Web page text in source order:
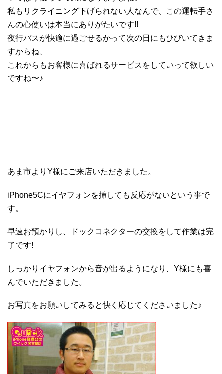
私もリクライニング下げられない人なんで、この運転手さ
んの心使いは本当にありがたいです!!
夜行バスが快適に過ごせるかって次の日にもひびいてきま
すからね、
これからもお客様に喜ばれるサービスをしていって欲しい
ですね〜♪
あま市よりY様にご来店いただきました。
iPhone5Cにイヤフォンを挿しても反応がないという事で
す。
早速お預かりし、ドックコネクターの交換をして作業は完
了です!
しっかりイヤフォンから音が出るようになり、Y様にも喜
んでいただきました。
お写真をお願いしてみると快く応じてくださいました♪